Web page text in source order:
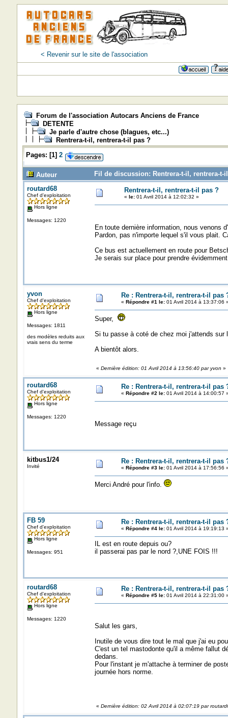
< Revenir sur le site de l'association
Forum de l'association Autocars Anciens de France
DETENTE
Je parle d'autre chose (blagues, etc...)
Rentrera-t-il, rentrera-t-il pas ?
Pages: [1] 2
Auteur
Fil de discussion: Rentrera-t-il, rentrera-t-
routard68
Chef d'exploitation
Hors ligne
Messages: 1220
Rentrera-t-il, rentrera-t-il pas ?
« le:01 Avril 2014 à 12:02:32 »
En toute dernière information, nous venons
Pardon, pas n'importe lequel s'il vous plait.
Ce bus est actuellement en route pour
Je serais sur place pour prendre
yvon
Chef d'exploitation
Hors ligne
Messages: 1811
des modèles reduits aux
vrais sens du terme
Re : Rentrera-t-il, rentrera-t-il pas
« Répondre #1 le:01 Avril 2014 à 13:37:06
Super,
Si tu passe à coté de chez moi j'attends sur
A bientôt alors.
« Dernière édition: 01 Avril 2014 à 13:56:40 par yvon »
routard68
Chef d'exploitation
Hors ligne
Messages: 1220
Re : Rentrera-t-il, rentrera-t-il pas
« Répondre #2 le:01 Avril 2014 à 14:00:57
Message reçu
kitbus1/24
Invité
Re : Rentrera-t-il, rentrera-t-il pas
« Répondre #3 le:01 Avril 2014 à 17:56:56
Merci André pour l'info.
FB 59
Chef d'exploitation
Hors ligne
Messages: 951
Re : Rentrera-t-il, rentrera-t-il pas
« Répondre #4 le:01 Avril 2014 à 19:19:13
IL est en route depuis ou?
il passerai pas par le nord ?,UNE FOIS !!!
routard68
Chef d'exploitation
Hors ligne
Messages: 1220
Re : Rentrera-t-il, rentrera-t-il pas
« Répondre #5 le:01 Avril 2014 à 22:31:00
Salut les gars,
Inutile de vous dire tout le mal que j'ai eu
C'est un tel mastodonte qu'il a même fallut
dedans.
Pour l'instant je m'attache à terminer de
journée hors norme.
« Dernière édition: 02 Avril 2014 à 02:07:19 par